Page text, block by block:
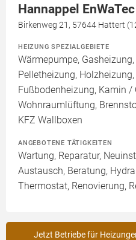
Hannappel
Birkenweg 21, 57644 Hattert
HEIZUNG SPEZIALGEBIETE
Wärmepumpe,
Pelletheizung, Holzheizung,
Fußbodenheizung, Kamin /
Wohnraumlüftung,
KFZ Wallboxen
ANGEBOTENE TÄTIGKEITEN
Wartung, Reparatur,
Austausch, Beratung,
Thermostat, Renovierung,
Jetzt Betriebe für